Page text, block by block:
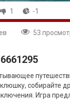
1 -1
53
собирайте
Игра